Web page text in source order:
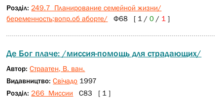
Розділ: 249.7 Планирование семейной жизни/
беременность;вопр.об аборте/ Ф68 [ 1 /0 / 1]
Де Бог плаче: /миссия-помощь для страдающих/
Автор:Страатен, В. ван.
Видавництво:Свічадо 1997
Розділ: 266 Миссии С83 [ 1 ]